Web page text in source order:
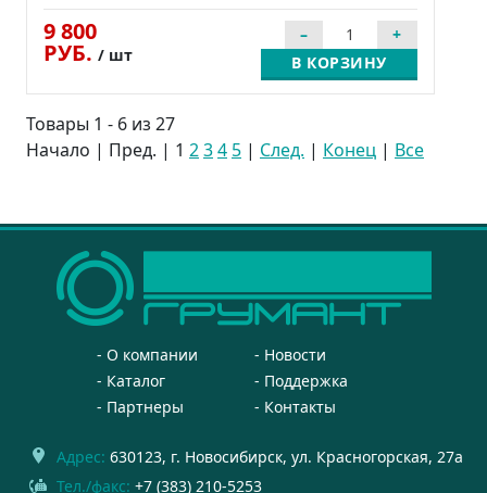
9 800
РУБ. / шт В КОРЗИНУ
Товары 1 - 6 из 27
Начало | Пред. | 1 234 5 | След. | Конец | Все
О компании
Новости
Каталог
Поддержка
Партнеры
Контакты
Адрес: 630123, г. Новосибирск, ул. Красногорская, 27а
Тел./факс: +7 (383) 210-5253